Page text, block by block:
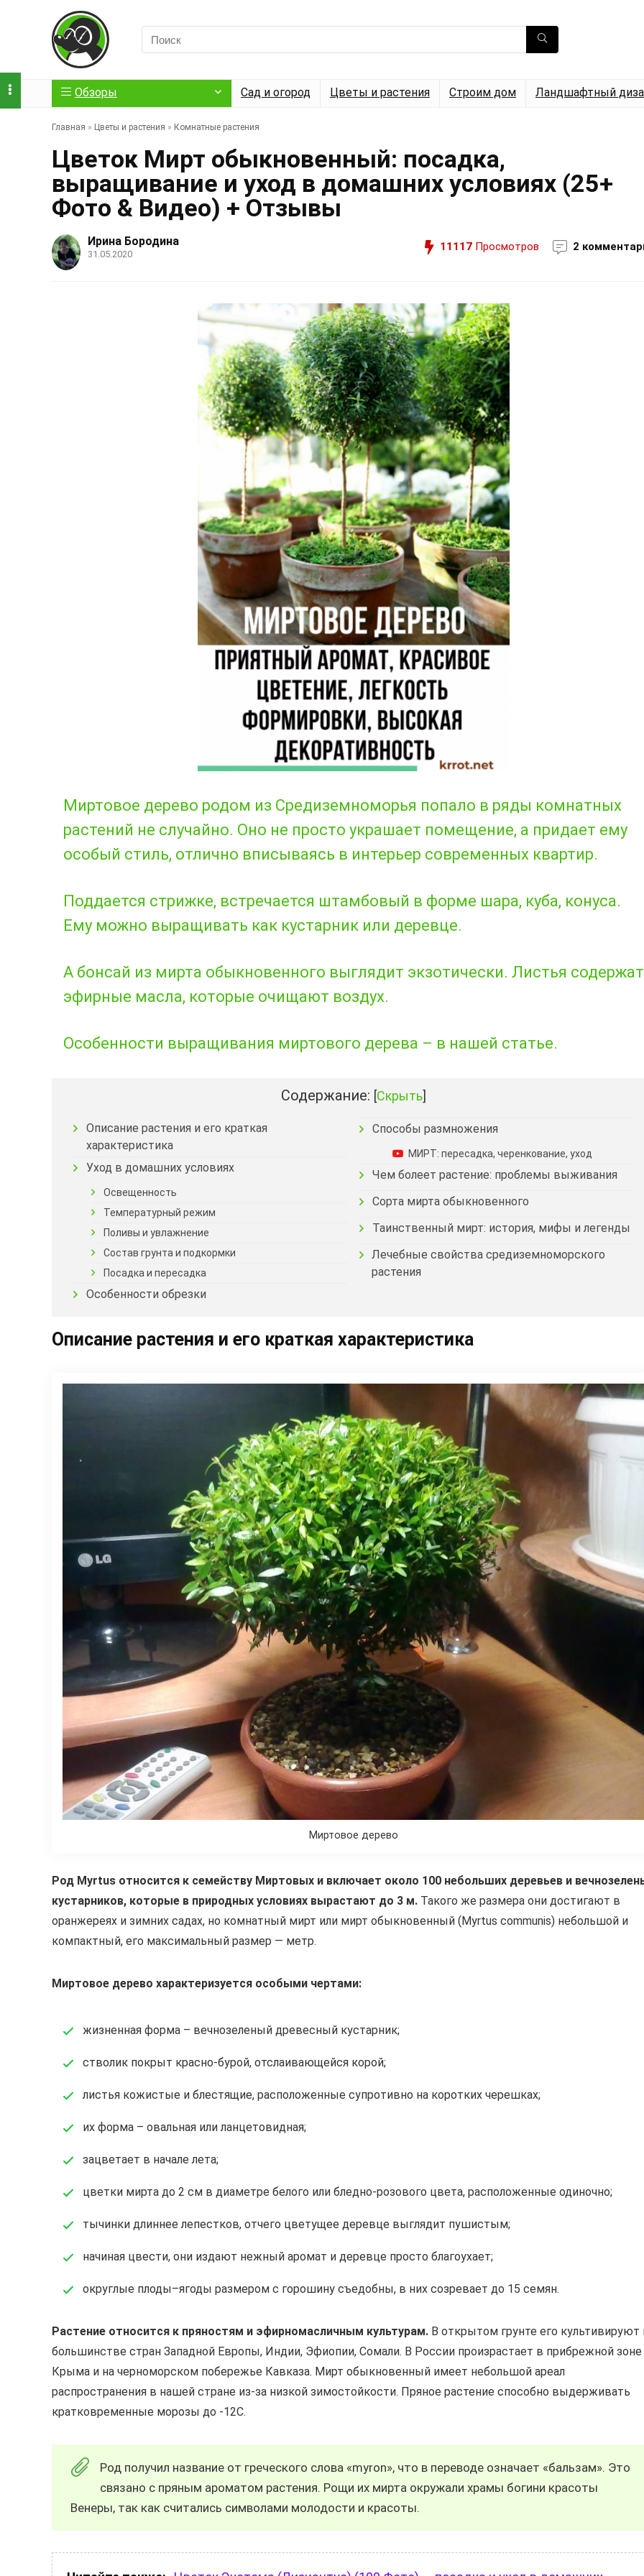
Обзоры Сад и огород Цветы и растения Строим дом Ландшафтный
Главная » Цветы и растения » Комнатные растения
Цветок Мирт обыкновенный: посадка,
выращивание и уход в домашних условиях (25+
Фото & Видео) + Отзывы
Ирина Бородина
31.05.2020
11117 Просмотров 2
Миртовое дерево родом из Средиземноморья попало в ряды комнатных
растений не случайно. Оно не просто украшает помещение, а придает ему
особый стиль, отлично вписываясь в интерьер современных квартир.
Поддается стрижке, встречается штамбовый в форме шара, куба, конуса.
Ему можно выращивать как кустарник или деревце.
А бонсай из мирта обыкновенного выглядит экзотически. Листья содержат
эфирные масла, которые очищают воздух.
Особенности выращивания миртового дерева – в нашей статье.
Содержание: [Скрыть]
Описание растения и его краткая
характеристика
Уход в домашних условиях
Освещенность
Температурный режим
Поливы и увлажнение
Состав грунта и подкормки
Посадка и пересадка
Особенности обрезки
Способы размножения
МИРТ: пересадка, черенкование, уход
Чем болеет растение: проблемы выживания
Сорта мирта обыкновенного
Таинственный мирт: история, мифы и легенды
Лечебные свойства средиземноморского
растения
Описание растения и его краткая характеристика
Миртовое дерево
Род Myrtus относится к семейству Миртовых и включает около 100 небольших деревьев и
кустарников, которые в природных условиях вырастают до 3 м. Такого же размера они достигают в
оранжереях и зимних садах, но комнатный мирт или мирт обыкновенный (Myrtus communis) небольшой и
компактный, его максимальный размер — метр.
Миртовое дерево характеризуется особыми чертами:
жизненная форма – вечнозеленый древесный кустарник;
стволик покрыт красно-бурой, отслаивающейся корой;
листья кожистые и блестящие, расположенные супротивно на коротких черешках;
их форма – овальная или ланцетовидная;
зацветает в начале лета;
цветки мирта до 2 см в диаметре белого или бледно-розового цвета, расположенные одиночно;
тычинки длиннее лепестков, отчего цветущее деревце выглядит пушистым;
начиная цвести, они издают нежный аромат и деревце просто благоухает;
округлые плоды–ягоды размером с горошину съедобны, в них созревает до 15 семян.
Растение относится к пряностям и эфирномасличным культурам. В открытом грунте его культивируют
большинстве стран Западной Европы, Индии, Эфиопии, Сомали. В России произрастает в прибрежной зоне
Крыма и на черноморском побережье Кавказа. Мирт обыкновенный имеет небольшой ареал
распространения в нашей стране из-за низкой зимостойкости. Пряное растение способно выдерживать
кратковременные морозы до -12С.
Род получил название от греческого слова «myron», что в переводе означает «бальзам». Это
связано с пряным ароматом растения. Рощи их мирта окружали храмы богини красоты
Венеры, так как считались символами молодости и красоты.